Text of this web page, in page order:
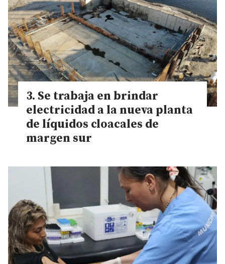
Se trabaja en brindar
electricidad a la nueva planta
de líquidos cloacales de
margen sur